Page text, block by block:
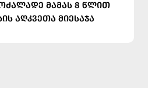
მამას 8 წლით
აღკვეთა მიესაჯა